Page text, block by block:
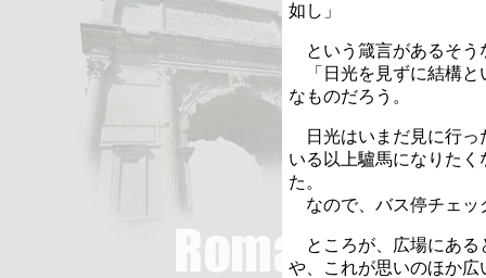
如し」
という箴言があるそう
「日光を見ずに結構と
なものだろう。
日光はいまだ見に行っ
いる以上驢馬になりた
た。
なので、バス停チェッ
ところが、広場にある
や、これが思いのほか